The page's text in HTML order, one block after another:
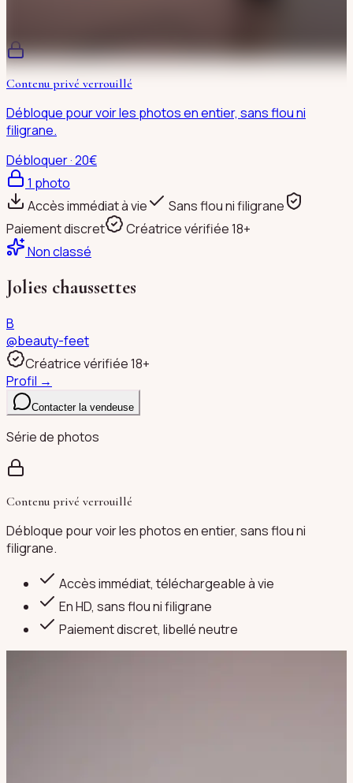
Contenu privé verrouillé
Débloque pour voir les photos en entier, sans flou ni
filigrane.
Débloquer · 20€
1 photo
Accès immédiat à vie
Sans flou ni filigrane
Paiement discret
Créatrice vérifiée 18+
Non classé
Jolies chaussettes
B
@beauty-feet
Créatrice vérifiée 18+
Profil →
Contacter la vendeuse
Série de photos
Contenu privé verrouillé
Débloque pour voir les photos en entier, sans flou ni
filigrane.
Accès immédiat, téléchargeable à vie
En HD, sans flou ni filigrane
Paiement discret, libellé neutre